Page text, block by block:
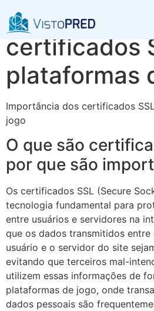
Importância
certificados
plataformas
Importância dos certificados
jogo
O que são
por que são
Os certificados SSL (Secure
tecnologia fundamental para
entre usuários e servidores na
que os dados transmitidos
usuário e o servidor do site
evitando que terceiros mal-
utilizem essas informações de
plataformas de jogo, onde
dados pessoais são